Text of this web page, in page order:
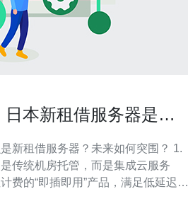
日本新租借服务器是什
新租借服务器？未来如何突围？ 1.
传统机房托管，而是集成云服务
费的“即插即用”产品，满足低延迟与
租赁模式成为主流。 3. 未来三年